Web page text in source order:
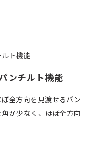
ンチルト機能
全方向を見渡せるパン
が少なく、ほぼ全方向